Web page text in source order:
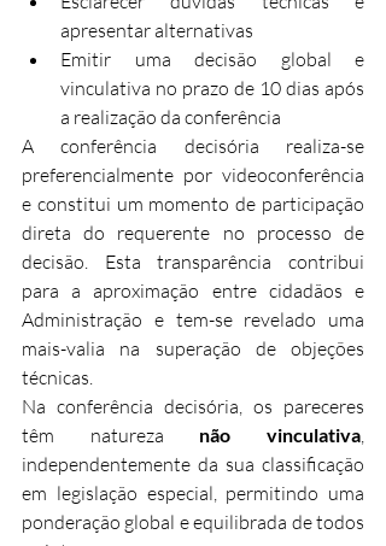
apresentar alternativas
Emitir uma decisão global e
vinculativa no prazo de 10 dias após
a realização da conferência
A conferência decisória realiza-se
preferencialmente por videoconferência
e constitui um momento de participação
direta do requerente no processo de
decisão. Esta transparência contribui
para a aproximação entre cidadãos e
Administração e tem-se revelado uma
mais-valia na superação de objeções
técnicas.​
Na conferência decisória, os pareceres
têm natureza não vinculativa,
independentemente da sua classificação
em legislação especial, permitindo uma
ponderação global e equilibrada de todos